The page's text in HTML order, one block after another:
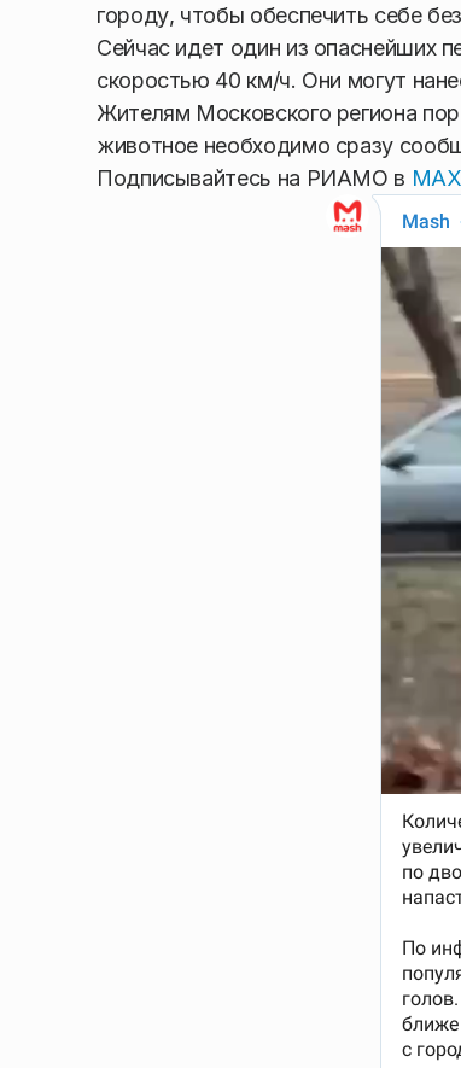
городу, чтобы обеспечить себе
Сейчас идет один из опаснейших
скоростью 40 км/ч. Они могут
Жителям Московского региона
животное необходимо сразу
Подписывайтесь на РИАМО в MAX